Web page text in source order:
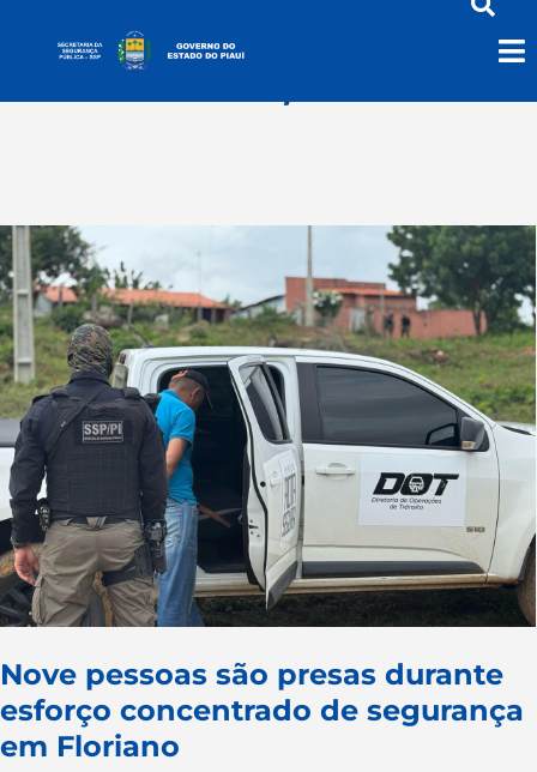
fevereiro 20, 2025
Nove pessoas são presas durante
esforço concentrado de segurança
em Floriano